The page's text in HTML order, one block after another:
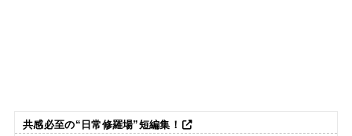
共感必至の“日常修羅場”短編集！